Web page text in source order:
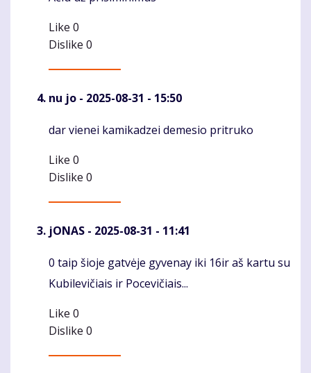
Like 0
Dislike 0
nu jo - 2025-08-31 - 15:50
Komentaras
dar vienei kamikadzei demesio pritruko
Like 0
Dislike 0
jONAS - 2025-08-31 - 11:41
Komentaras
0 taip šioje gatvėje gyvenay iki 16ir aš kartu su
Kubilevičiais ir Pocevičiais...
Like 0
Dislike 0